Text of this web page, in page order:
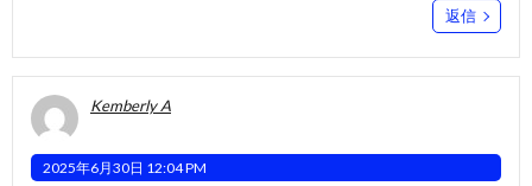
返信
Kemberly A
2025年6月30日 12:04 PM